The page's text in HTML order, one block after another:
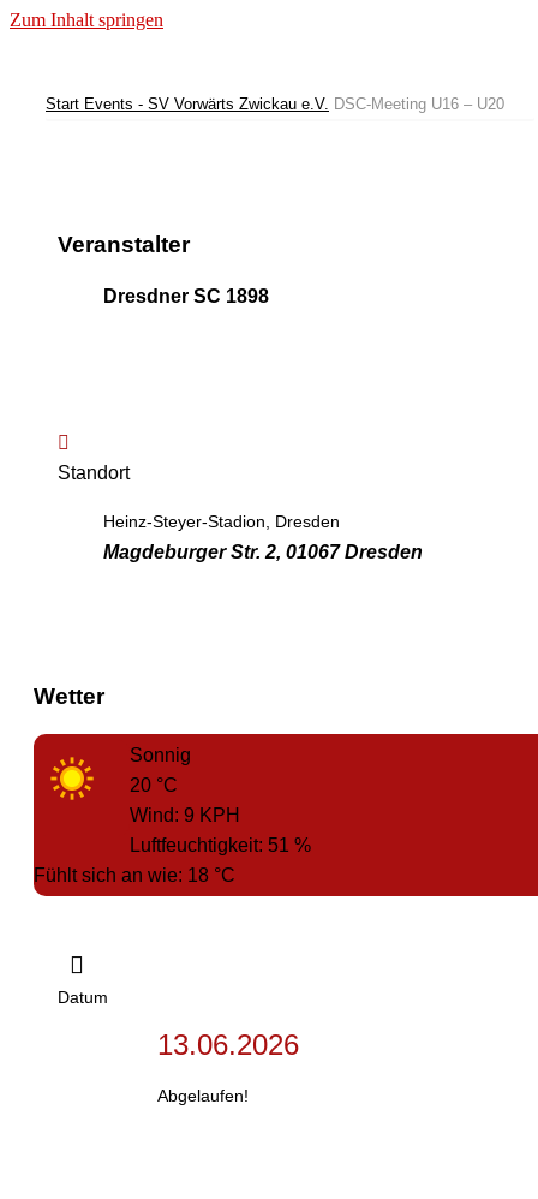
Zum Inhalt springen
Start Events - SV Vorwärts Zwickau e.V. DSC-Meeting U16 – U20
Veranstalter
Dresdner SC 1898
Standort
Heinz-Steyer-Stadion, Dresden
Magdeburger Str. 2, 01067 Dresden
Wetter
Sonnig
20 °C
Wind: 9 KPH
Luftfeuchtigkeit: 51 %
Fühlt sich an wie: 18 °C
Datum
13.06.2026
Abgelaufen!